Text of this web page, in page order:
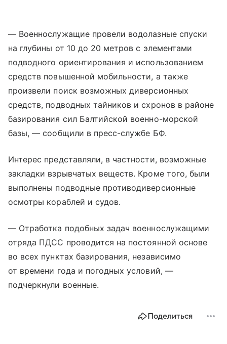
— Военнослужащие провели водолазные спуски
на глубины от 10 до 20 метров с элементами
подводного ориентирования и использованием
средств повышенной мобильности, а также
произвели поиск возможных диверсионных
средств, подводных тайников и схронов в районе
базирования сил Балтийской военно-морской
базы, — сообщили в пресс-службе БФ.
Интерес представляли, в частности, возможные
закладки взрывчатых веществ. Кроме того, были
выполнены подводные противодиверсионные
осмотры кораблей и судов.
— Отработка подобных задач военнослужащими
отряда ПДСС проводится на постоянной основе
во всех пунктах базирования, независимо
от времени года и погодных условий, —
подчеркнули военные.
Поделиться